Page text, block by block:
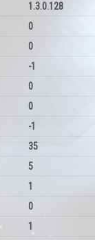
1.3.0.128
0
0
-1
0
0
-1
35
5
1
0
1